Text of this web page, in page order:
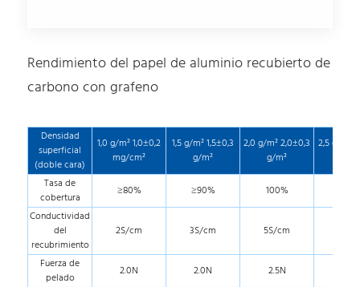
Rendimiento del papel de aluminio recubierto de
carbono con grafeno
Densidad
superficial
(doble cara)
1,0 g/m² 1,0±0,2
mg/cm²
1,5 g/m² 1,5±0,3
g/m²
2,0 g/m² 2,0±0,3
g/m²
2,5 g/m²
Tasa de
cobertura
≥80% ≥90% 100%
Conductividad
del
recubrimiento
2S/cm 3S/cm 5S/cm
Fuerza de
pelado
2.0N 2.0N 2.5N